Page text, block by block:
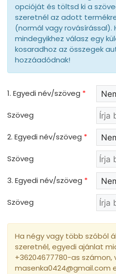
opcióját és töltsd ki a
szeretnél az adott
(normál vagy
mindegyikhez válasz egy
kosaradhoz az összegek
hozzáadódnak!
1. Egyedi név/szöveg *
Szöveg
2. Egyedi név/szöveg *
Szöveg
3. Egyedi név/szöveg *
Szöveg
Ha négy vagy több szóból
szeretnél, egyedi ajánlat
+36204677780-as számon,
masenka0424@gmail.com